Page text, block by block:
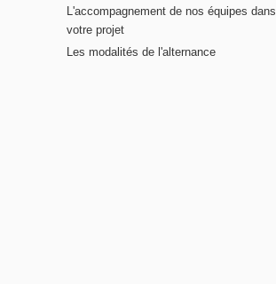
L'accompagnement de nos équipes dans
votre projet
Les modalités de l'alternance